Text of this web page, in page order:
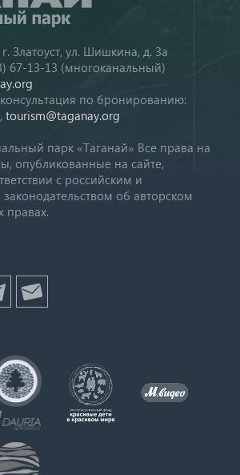
Златоуст, ул. Шишкина, д. 3а
67-13-13 (многоканальный)
консультация по бронированию:
tourism@taganay.org
парк «Таганай» Все права на
опубликованные на сайте,
с российским и
об авторском
правах.